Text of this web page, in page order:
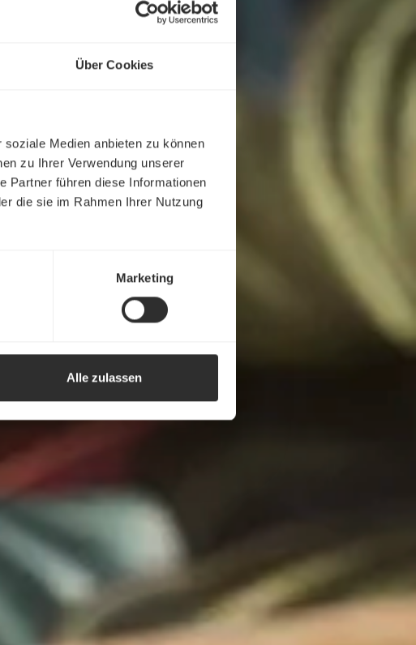
Über Cookies
Medien anbieten zu können
zu Ihrer Verwendung unserer
Partner führen diese Informationen
die sie im Rahmen Ihrer Nutzung
Marketing
Alle zulassen